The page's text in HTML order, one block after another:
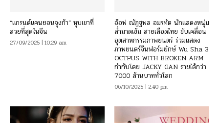
“แกรนด์แคนยอนจุงก้า” หุบเขาที่
สวยที่สุดในจีน
27/09/2025 | 10:29 am
อ๊อฟ ณัฏฐพล อมรทัต นักแสดงหนุ่ม
ล่ำมาดเข้ม สายเลือดไทย ขับเคลื่อน
อุตสาหกรรมภาพยนตร์ ร่วมแสดง
ภาพยนตร์จีนฟอร์มยักษ์ Wu Sha 3
OCTPUS WITH BROKEN ARM
กำกับโดย JACKY GAN รายได้กว่า
7000 ล้านบาททั่วโลก
06/10/2025 | 2:40 pm